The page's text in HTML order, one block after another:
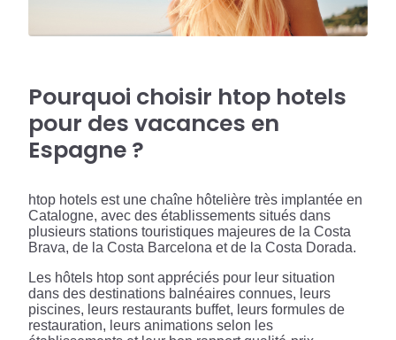
Pourquoi choisir htop hotels
pour des vacances en
Espagne ?
htop hotels est une chaîne hôtelière très implantée en
Catalogne, avec des établissements situés dans
plusieurs stations touristiques majeures de la Costa
Brava, de la Costa Barcelona et de la Costa Dorada.
Les hôtels htop sont appréciés pour leur situation
dans des destinations balnéaires connues, leurs
piscines, leurs restaurants buffet, leurs formules de
restauration, leurs animations selon les